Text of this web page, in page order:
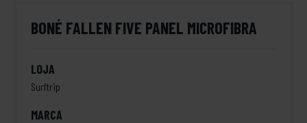
BONÉ FALLEN FIVE PANEL MICROFIBRA
LOJA
Surftrip
MARCA